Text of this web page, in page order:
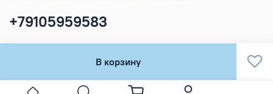
В корзину
+79105959583